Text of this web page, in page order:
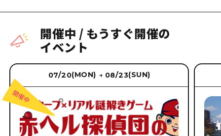
開催中 / もうすぐ開催の
イベント
07/20(MON) → 08/23(SUN)